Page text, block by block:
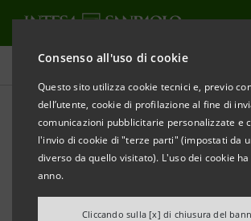
Consenso all'uso di cookie
Questo sito utilizza cookie tecnici e, previo
dell’utente, cookie di profilazione al fine di
comunicazioni pubblicitarie personalizzate e
l'invio di cookie di "terze parti" (impostati da
diverso da quello visitato). L'uso dei cookie
anno.
Cliccando sulla [x] di chiusura del
Tutte le news
Intesa Sanpaolo
strategico con
crediti deteriorati